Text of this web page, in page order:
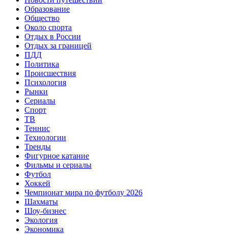
Образование
Общество
Около спорта
Отдых в России
Отдых за границей
ПДД
Политика
Происшествия
Психология
Рынки
Сериалы
Спорт
ТВ
Теннис
Технологии
Тренды
Фигурное катание
Фильмы и сериалы
Футбол
Хоккей
Чемпионат мира по футболу 2026
Шахматы
Шоу-бизнес
Экология
Экономика